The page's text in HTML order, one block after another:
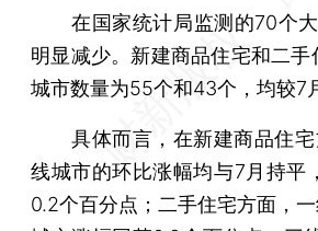
在国家统计局监测的70个大
明显减少。新建商品住宅和二
城市数量为55个和43个，均较7
具体而言，在新建商品住宅
线城市的环比涨幅均与7月持平
0.2个百分点；二手住宅方面，